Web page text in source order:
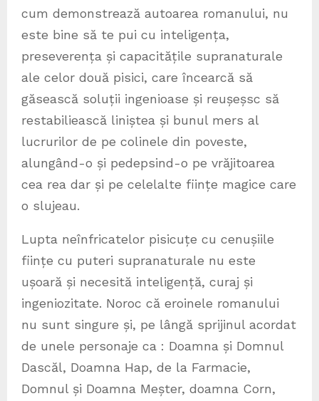
cum demonstrează autoarea romanului, nu
este bine să te pui cu inteligența,
preseverența și capacitățile supranaturale
ale celor două pisici, care încearcă să
găsească soluții ingenioase și reușeșsc să
restabiliească liniștea și bunul mers al
lucrurilor de pe colinele din poveste,
alungând-o și pedepsind-o pe vrăjitoarea
cea rea dar și pe celelalte ființe magice care
o slujeau.
Lupta neînfricatelor pisicuțe cu cenușiile
ființe cu puteri supranaturale nu este
ușoară și necesită inteligență, curaj și
ingeniozitate. Noroc că eroinele romanului
nu sunt singure și, pe lângă sprijinul acordat
de unele personaje ca : Doamna și Domnul
Dascăl, Doamna Hap, de la Farmacie,
Domnul și Doamna Meșter, doamna Corn,